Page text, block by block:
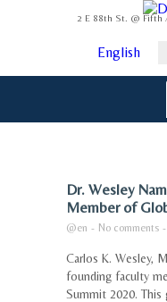
2 E 88th St. @ Fifth
English
Dr. Wesley
Member of
@en - No comments -
Carlos K. Wesley,
founding faculty
Summit 2020.